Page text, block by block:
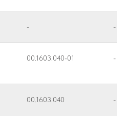
- -
00.1603.040-01 -
00.1603.040 -